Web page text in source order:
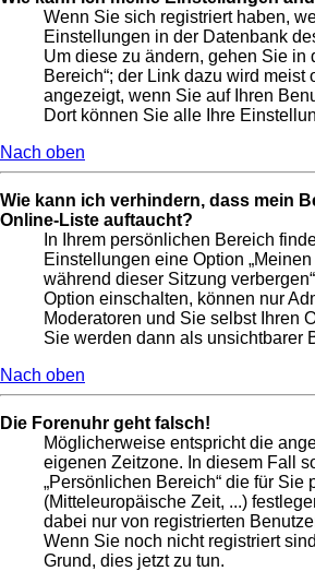
Wenn Sie sich registriert haben,
Einstellungen in der Datenbank
Um diese zu ändern, gehen Sie in
Bereich“; der Link dazu wird meist
angezeigt, wenn Sie auf Ihren
Dort können Sie alle Ihre
Nach oben
Wie kann ich verhindern, dass mein
Online-Liste auftaucht?
In Ihrem persönlichen Bereich
Einstellungen eine Option
während dieser Sitzung
Option einschalten, können nur
Moderatoren und Sie selbst Ihren
Sie werden dann als unsichtbarer
Nach oben
Die Forenuhr geht falsch!
Möglicherweise entspricht die
eigenen Zeitzone. In diesem Fall
„Persönlichen Bereich“ die für Sie
(Mitteleuropäische Zeit, ...)
dabei nur von registrierten
Wenn Sie noch nicht registriert
Grund, dies jetzt zu tun.